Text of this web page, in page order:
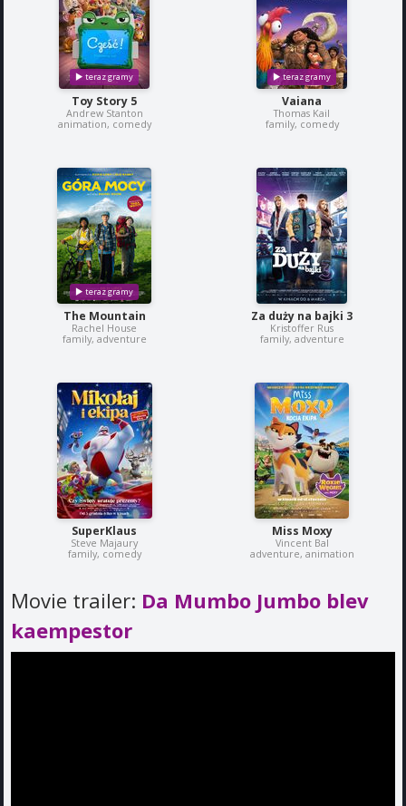
Toy Story 5
Andrew Stanton
animation, comedy
Vaiana
Thomas Kail
family, comedy
The Mountain
Rachel House
family, adventure
Za duży na bajki 3
Kristoffer Rus
family, adventure
SuperKlaus
Steve Majaury
family, comedy
Miss Moxy
Vincent Bal
adventure, animation
Movie trailer: Da Mumbo Jumbo blev
kaempestor